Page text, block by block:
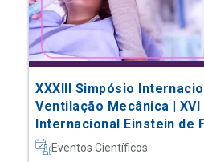
XXXIII Simpósio
Ventilação Mecânica | XVI
Internacional Einstein de
Terapia Intensiva
Eventos Científicos